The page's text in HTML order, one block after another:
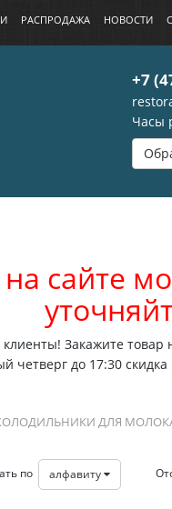
РАСПРОДАЖА НОВОСТИ
+7
Часы
сайте
Закажите товар
четверг до 17:30
ДЛЯ
по алфавиту